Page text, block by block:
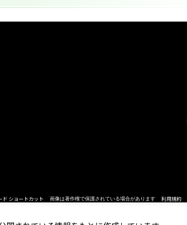
ド ショートカット 画像は著作権で保護されている場合があります 利用規約